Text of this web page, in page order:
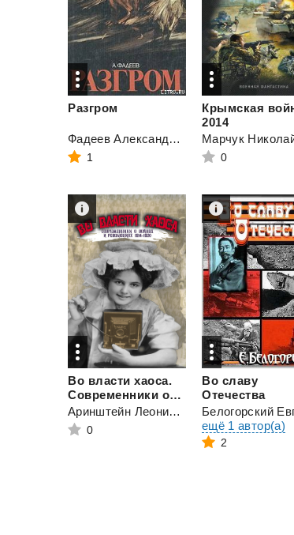
Разгром
Фадеев Александр Александрович
1
Крымская
2014
0
Во власти хаоса.
Современники о войнах и революциях 1914–1920
Аринштейн Леонид Матвеевич
0
Во славу
Отечества
ещё 1 автор(а)
2